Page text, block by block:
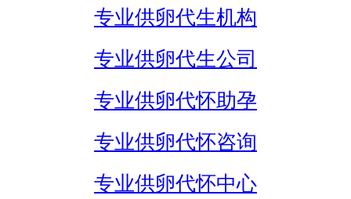
专业供卵代生机构
专业供卵代生公司
专业供卵代怀助孕
专业供卵代怀咨询
专业供卵代怀中心